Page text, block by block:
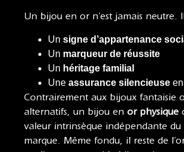
Un bijou en or n’est jamais neutre.
Un signe d’appartenance
Un marqueur de réussite
Un héritage familial
Une assurance silencieuse
Contrairement aux bijoux fantaisie
alternatifs, un bijou en or physique
valeur intrinsèque indépendante du
marque. Même fondu, il reste de